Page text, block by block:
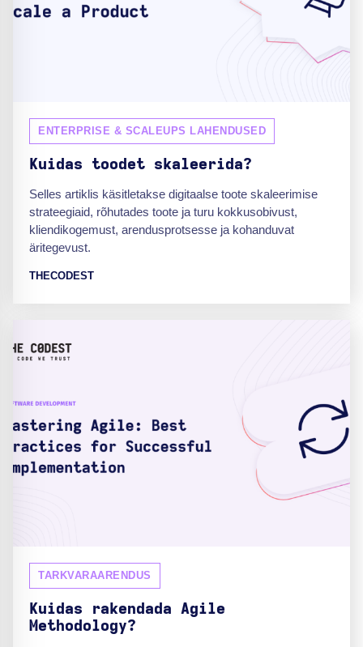
ENTERPRISE & SCALEUPS LAHENDUSED
Kuidas toodet skaleerida?
Selles artiklis käsitletakse digitaalse toote skaleerimise
strateegiaid, rõhutades toote ja turu kokkusobivust,
kliendikogemust, arendusprotsesse ja kohanduvat
äritegevust.
THECODEST
TARKVARAARENDUS
Kuidas rakendada Agile
Methodology?